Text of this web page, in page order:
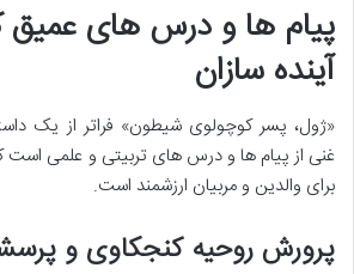
پیام ها و درس های عمیق
آینده سازان
«ژول، پسر کوچولوی شیطون» فراتر از یک
غنی از پیام ها و درس های تربیتی و علمی است
برای والدین و مربیان ارزشمند است.
پرورش روحیه کنجکاوی و